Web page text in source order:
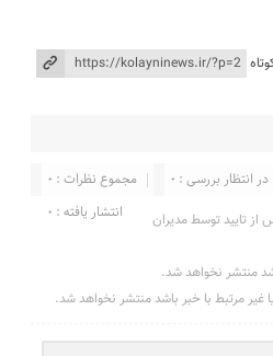
مجموع نظرات : 0
در انتظار بررسی : 0
انتشار یافته : ۰
تایید توسط مدیران
منتشر نخواهد شد.
غیر مرتبط با خبر باشد منتشر نخواهد شد.